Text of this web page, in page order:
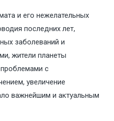
и его нежелательных
последних лет,
заболеваний и
жители планеты
с
увеличение
важнейшим и актуальным